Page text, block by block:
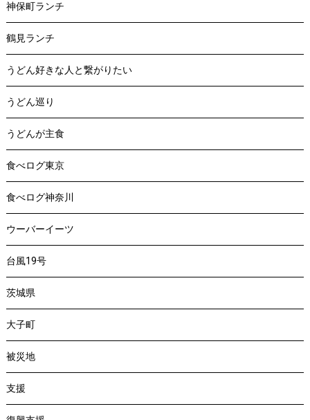
神保町ランチ
鶴見ランチ
うどん好きな人と繋がりたい
うどん巡り
うどんが主食
食べログ東京
食べログ神奈川
ウーバーイーツ
台風19号
茨城県
大子町
被災地
支援